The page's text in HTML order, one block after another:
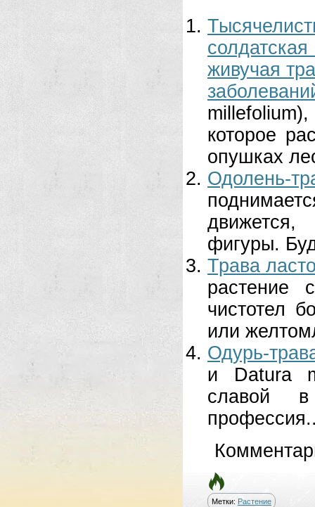
живучая
которое
опушках
Одолень-
движется,
фигуры.
Трава
растение
чистотел
или
Одурь-
и Datura
славой
Метки: Растение